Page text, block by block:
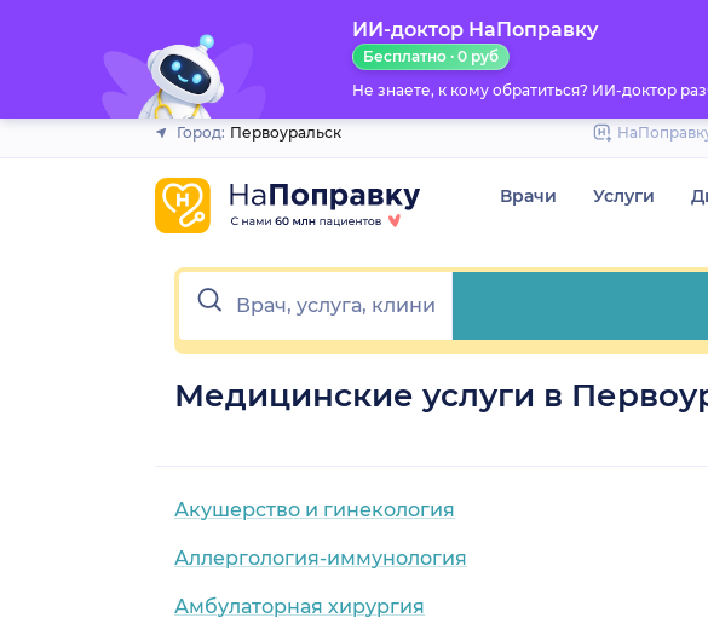
ИИ-доктор НаПоправку
Бесплатно · 0 руб
Не знаете, к кому обратиться? ИИ-доктор
Город: Первоуральск
Врачи Услуги
Медицинские услуги в
Акушерство и гинекология
Аллергология-иммунология
Амбулаторная хирургия